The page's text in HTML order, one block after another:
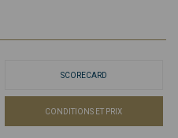
SCORECARD
CONDITIONS ET PRIX